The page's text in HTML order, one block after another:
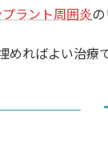
ラント周囲炎
めればよい治療